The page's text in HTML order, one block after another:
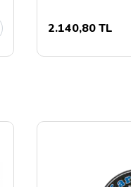
2.140,80 TL